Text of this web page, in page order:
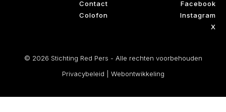
Contact
Colofon
Facebook
Instagram
X
© 2026 Stichting Red Pers - Alle rechten voorbehouden
Privacybeleid
Webontwikkeling